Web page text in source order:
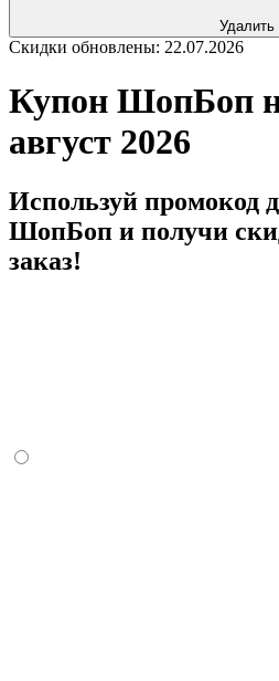
Удалить
Скидки обновлены: 22.07.2026
Купон ШопБоп
август 2026
Используй промокод
ШопБоп и получи
заказ!